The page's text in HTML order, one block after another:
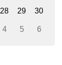
28 29 30
4 5 6